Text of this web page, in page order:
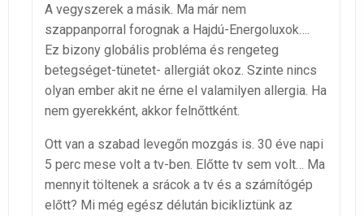
A vegyszerek a másik. Ma már nem
szappanporral forognak a Hajdú-Energoluxok….
Ez bizony globális probléma és rengeteg
betegséget-tünetet- allergiát okoz. Szinte nincs
olyan ember akit ne érne el valamilyen allergia. Ha
nem gyerekként, akkor felnőttként.
Ott van a szabad levegőn mozgás is. 30 éve napi
5 perc mese volt a tv-ben. Előtte tv sem volt… Ma
mennyit töltenek a srácok a tv és a számítógép
előtt? Mi még egész délután bicikliztünk az